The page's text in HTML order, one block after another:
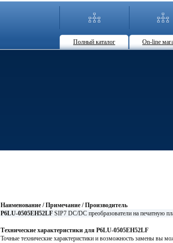
Полный каталог On-line
Наименование / Примечание / Производитель
P6LU-0505EH52LF SIP7 DC/DC преобразователи на печатную
Технические характеристики для P6LU-0505EH52LF
Точные технические характеристики и возможность замены вы